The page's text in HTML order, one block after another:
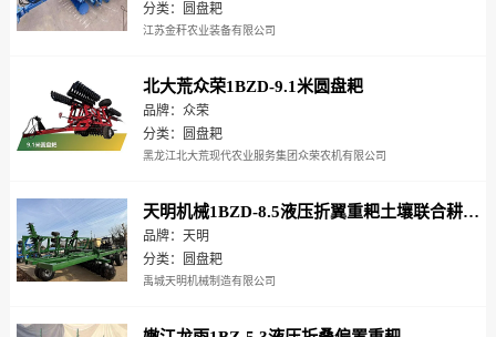
分类：圆盘耙
江苏金秆农业装备有限公司
北大荒众荣1BZD-9.1米圆盘耙
品牌：众荣
分类：圆盘耙
黑龙江北大荒现代农业服务集团众荣农机有限公司
天明机械1BZD-8.5液压折翼重耙土壤联合耕整机
品牌：天明
分类：圆盘耙
禹城天明机械制造有限公司